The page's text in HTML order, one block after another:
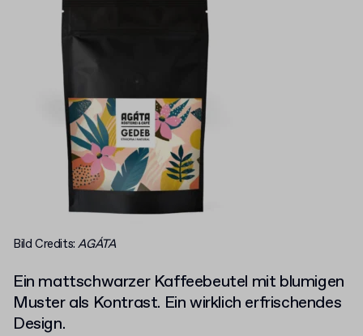
Bild Credits:AGÁTA
Ein mattschwarzer Kaffeebeutel mit blumigen
Muster als Kontrast. Ein wirklich erfrischendes
Design.